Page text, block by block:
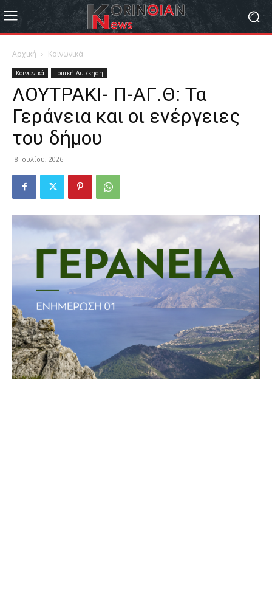
Αρχική Κοινωνικά
Κοινωνικά Τοπική Αυτ/κηση
ΛΟΥΤΡΑΚΙ- Π-ΑΓ.Θ: Τα
Γεράνεια και οι ενέργειες
του δήμου
8 Ιουλίου, 2026